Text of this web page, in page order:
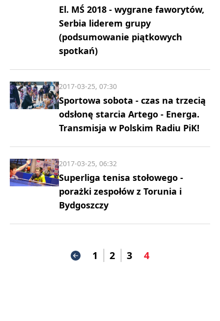
El. MŚ 2018 - wygrane faworytów,
Serbia liderem grupy
(podsumowanie piątkowych
spotkań)
Sportowa sobota - czas na trzecią
odsłonę starcia Artego - Energa.
Transmisja w Polskim Radiu PiK!
2017-03-25, 07:30
Superliga tenisa stołowego -
porażki zespołów z Torunia i
Bydgoszczy
2017-03-25, 06:32
1 2 3 4